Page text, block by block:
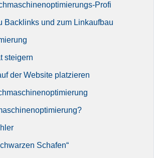
Profi
Backlinks und zum Linkaufbau
steigern
der Website platzieren
Schafen“